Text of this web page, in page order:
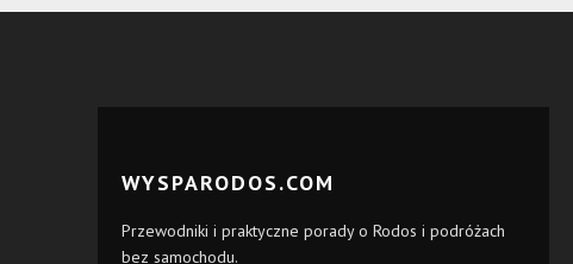
WYSPARODOS.COM
Przewodniki i praktyczne porady o Rodos i podróżach
bez samochodu.